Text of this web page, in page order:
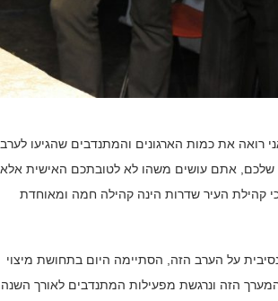
רואה את כמות הארגונים והמתנדבים שהגיעו
שלכם, אתם עושים משהו לא לטובתכם האישית אלא
קהילת העיר שדרות הינה קהילה חמה ומאוחדת
על הערב הזה, הסתיימה היום בתחושת מיצוי
הזה ונרגשת מפעילות המתנדבים לאורך